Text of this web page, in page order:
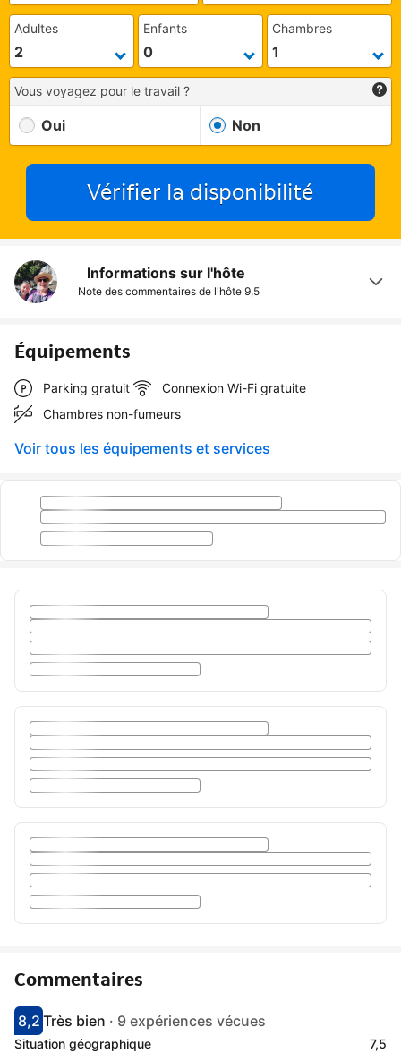
Adultes Enfants Chambres
Vous voyagez pour le travail ?
Oui Non
Vérifier la disponibilité
Informations sur l'hôte
Note des commentaires de l'hôte 9,5
Équipements
Parking gratuit
Connexion Wi-Fi gratuite
Chambres non-fumeurs
Voir tous les équipements et services
Commentaires
Avec une note de 8.2
8,2
très bienTrès bien · 9 expériences vécues
Situation géographique
7,5